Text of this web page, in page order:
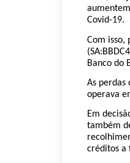
Covid-19.
Com isso,
Banco do
As perdas
operava
Em
também
créditos a